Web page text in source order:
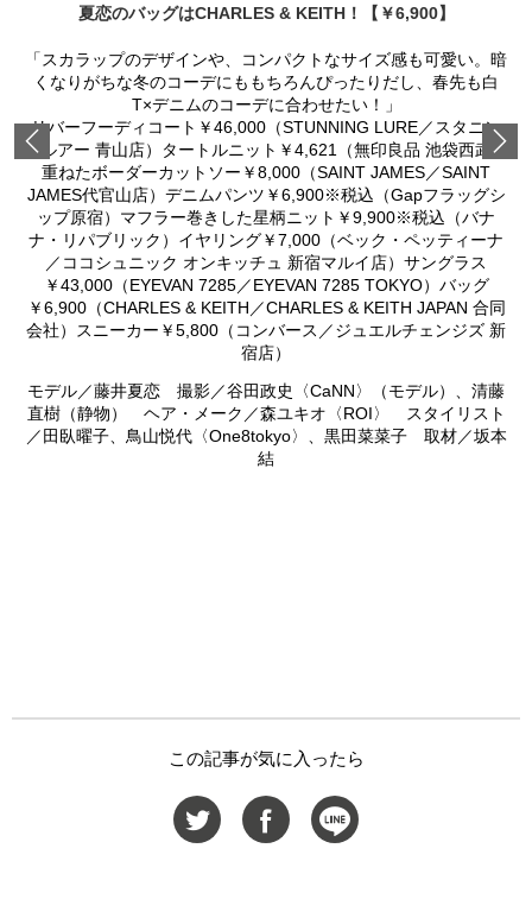
Previous
夏恋のバッグはCHARLES & KEITH！【￥6,900】
「スカラップのデザインや、コンパクトなサイズ感も可愛い。暗
くなりがちな冬のコーデにももちろんぴったりだし、春先も白
T×デニムのコーデに合わせたい！」
リバーフーディコート￥46,000（STUNNING LURE／スタニン
グルアー 青山店）タートルニット￥4,621（無印良品 池袋西武）
重ねたボーダーカットソー￥8,000（SAINT JAMES／SAINT
JAMES代官山店）デニムパンツ￥6,900※税込（Gapフラッグシ
ップ原宿）マフラー巻きした星柄ニット￥9,900※税込（バナ
ナ・リパブリック）イヤリング￥7,000（ベック・ペッティーナ
／ココシュニック オンキッチュ 新宿マルイ店）サングラス
￥43,000（EYEVAN 7285／EYEVAN 7285 TOKYO）バッグ
￥6,900（CHARLES & KEITH／CHARLES & KEITH JAPAN 合同
会社）スニーカー￥5,800（コンバース／ジュエルチェンジズ 新
宿店）
モデル／藤井夏恋 撮影／谷田政史〈CaNN〉（モデル）、清藤
直樹（静物） ヘア・メーク／森ユキオ〈ROI〉 スタイリスト
／田臥曜子、鳥山悦代〈One8tokyo〉、黒田菜菜子 取材／坂本
結
この記事が気に入ったら